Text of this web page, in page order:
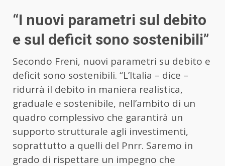
“I nuovi parametri sul debito
e sul deficit sono sostenibili”
Secondo Freni, nuovi parametri su debito e
deficit sono sostenibili. “L’Italia – dice –
ridurrà il debito in maniera realistica,
graduale e sostenibile, nell’ambito di un
quadro complessivo che garantirà un
supporto strutturale agli investimenti,
soprattutto a quelli del Pnrr. Saremo in
grado di rispettare un impegno che